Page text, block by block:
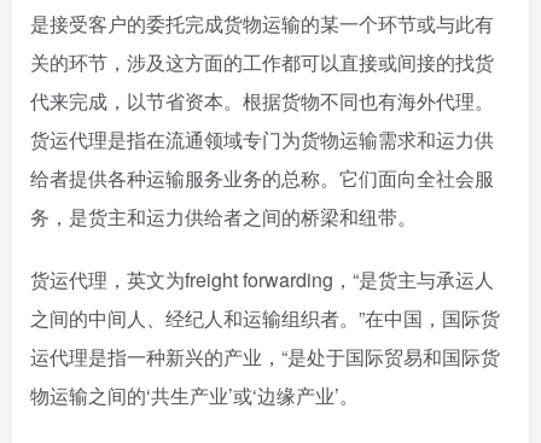
是接受客户的委托完成货物运输的某一个环节或与此有
关的环节，涉及这方面的工作都可以直接或间接的找货
代来完成，以节省资本。根据货物不同也有海外代理。
货运代理是指在流通领域专门为货物运输需求和运力供
给者提供各种运输服务业务的总称。它们面向全社会服
务，是货主和运力供给者之间的桥梁和纽带。
货运代理，英文为freight forwarding，“是货主与承运人
之间的中间人、经纪人和运输组织者。”在中国，国际货
运代理是指一种新兴的产业，“是处于国际贸易和国际货
物运输之间的‘共生产业’或‘边缘产业’。